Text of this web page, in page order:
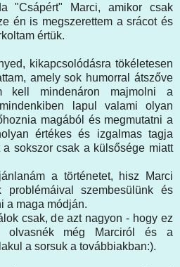
"Csápért" Marci, amikor csak
én is megszerettem a srácot és
értük.
kikapcsolódásra tökéletesen
amely sok humorral átszőve
kell mindenáron majmolni a
lapul valami olyan
magából és megmutatni a
értékes és izgalmas tagja
a sokszor csak a külsősége miatt
a történetet, hisz Marci
szembesülünk és
a maga módján.
csak, de azt nagyon - hogy ez
olvasnék még Marciról és a
a sorsuk a továbbiakban:).